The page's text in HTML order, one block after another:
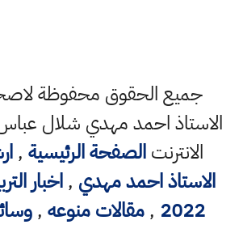
جميع الحقوق محفوظة
الاستاذ احمد مهدي شلال
الانترنتالصفحة الرئيسية ,
الاستاذ احمد مهدي ,اخبار
2022
,مقالات منوعه ,